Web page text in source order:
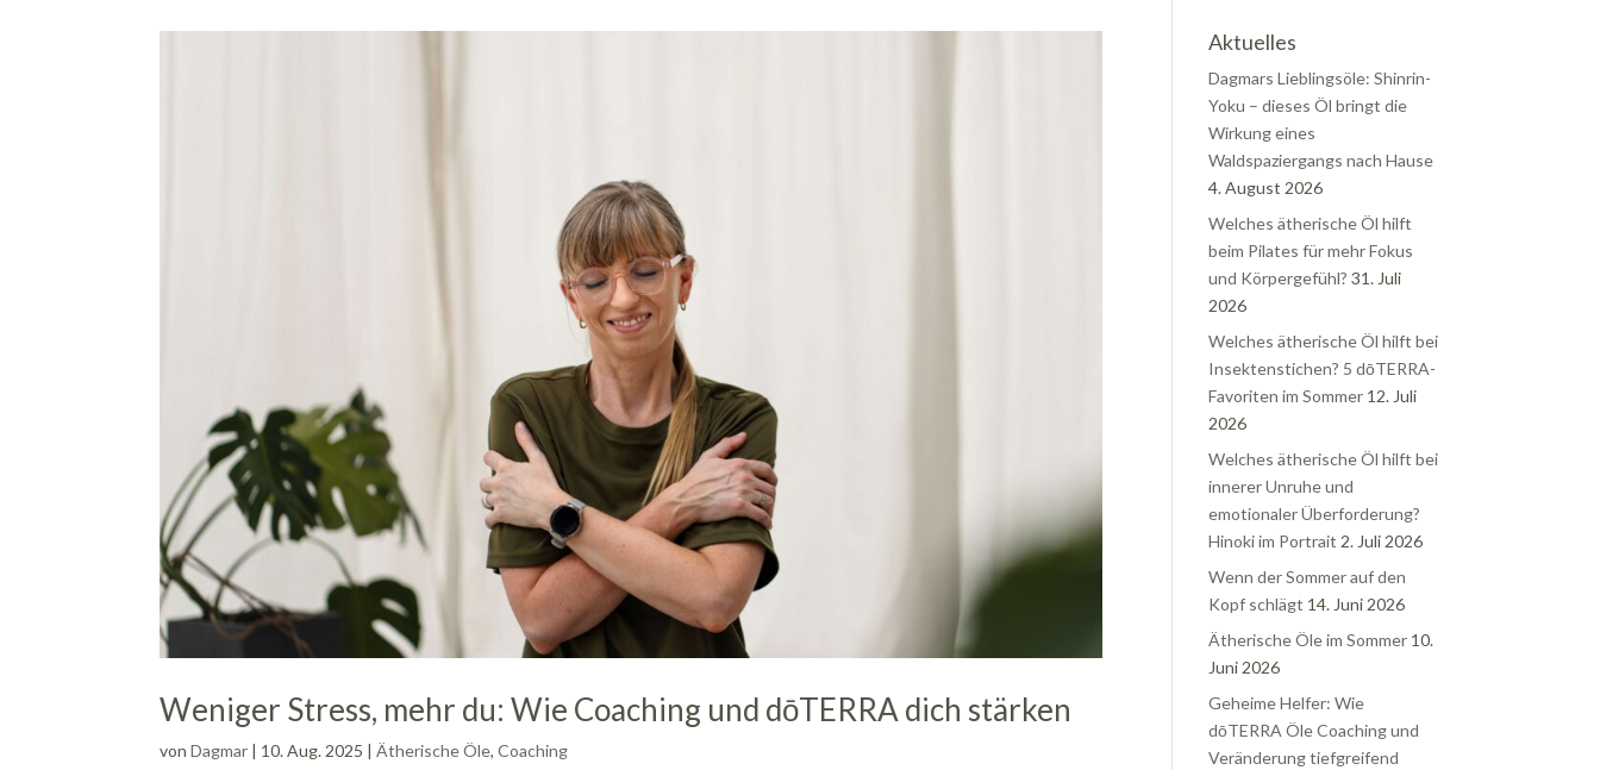
Weniger Stress, mehr du: Wie Coaching und dōTERRA dich stärken
vonDagmar 10. Aug. 2025 |Ätherische Öle,Coaching
Aktuelles
Dagmars Lieblingsöle: Shinrin-
Yoku – dieses Öl bringt die
Wirkung eines
Waldspaziergangs nach Hause
4. August 2026
Welches ätherische Öl hilft
beim Pilates für mehr Fokus
und Körpergefühl? 31. Juli
2026
Welches ätherische Öl hilft bei
Insektenstichen? 5 dōTERRA-
Favoriten im Sommer 12. Juli
2026
Welches ätherische Öl hilft bei
innerer Unruhe und
emotionaler Überforderung?
Hinoki im Portrait 2. Juli 2026
Wenn der Sommer auf den
Kopf schlägt 14. Juni 2026
Ätherische Öle im Sommer 10.
Juni 2026
Geheime Helfer: Wie
dōTERRA Öle Coaching und
Veränderung tiefgreifend